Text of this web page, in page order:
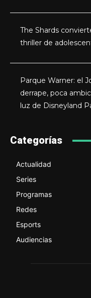
The Shards
thriller de
Parque Warner: el
derrape, poca
luz de Disneyland
Categorías
Actualidad
Series
Programas
Redes
Esports
Audiencias